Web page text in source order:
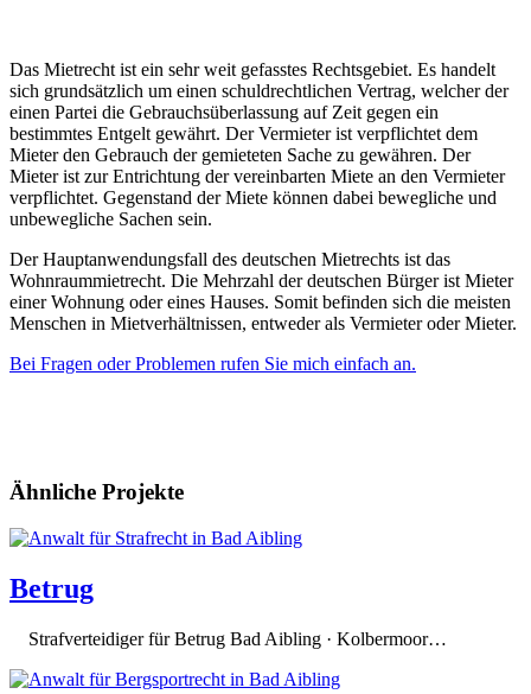
Das Mietrecht ist ein sehr weit gefasstes Rechtsgebiet. Es handelt
sich grundsätzlich um einen schuldrechtlichen Vertrag, welcher der
einen Partei die Gebrauchsüberlassung auf Zeit gegen ein
bestimmtes Entgelt gewährt. Der Vermieter ist verpflichtet dem
Mieter den Gebrauch der gemieteten Sache zu gewähren. Der
Mieter ist zur Entrichtung der vereinbarten Miete an den Vermieter
verpflichtet. Gegenstand der Miete können dabei bewegliche und
unbewegliche Sachen sein.
Der Hauptanwendungsfall des deutschen Mietrechts ist das
Wohnraummietrecht. Die Mehrzahl der deutschen Bürger ist Mieter
einer Wohnung oder eines Hauses. Somit befinden sich die meisten
Menschen in Mietverhältnissen, entweder als Vermieter oder Mieter.
Bei Fragen oder Problemen rufen Sie mich einfach an.
Ähnliche Projekte
Betrug
Strafverteidiger für Betrug Bad Aibling · Kolbermoor…